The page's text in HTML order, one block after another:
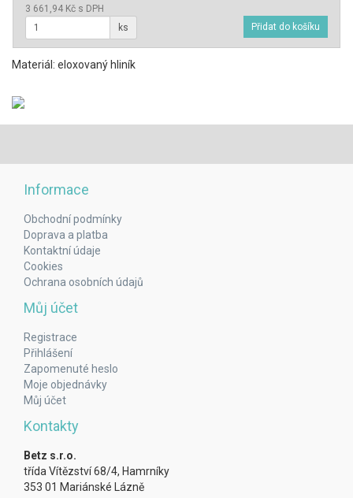
3 661,94 Kč s DPH
ks
Materiál: eloxovaný hliník
Informace
Obchodní podmínky
Doprava a platba
Kontaktní údaje
Cookies
Ochrana osobních údajů
Můj účet
Registrace
Přihlášení
Zapomenuté heslo
Moje objednávky
Můj účet
Kontakty
Betz s.r.o.
třída Vítězství 68/4, Hamrníky
353 01 Mariánské Lázně